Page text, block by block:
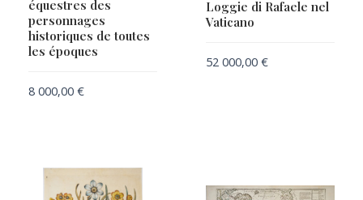
DUFOUR, Auguste-Henri
DUVAL, Pierre
ELIOTT, Harry
G.J.N. Colany de Campo Vasto
équestres des
personnages
historiques de toutes
les époques
8 000,00 €
Loggie di Rafaele nel
Vaticano
52 000,00 €